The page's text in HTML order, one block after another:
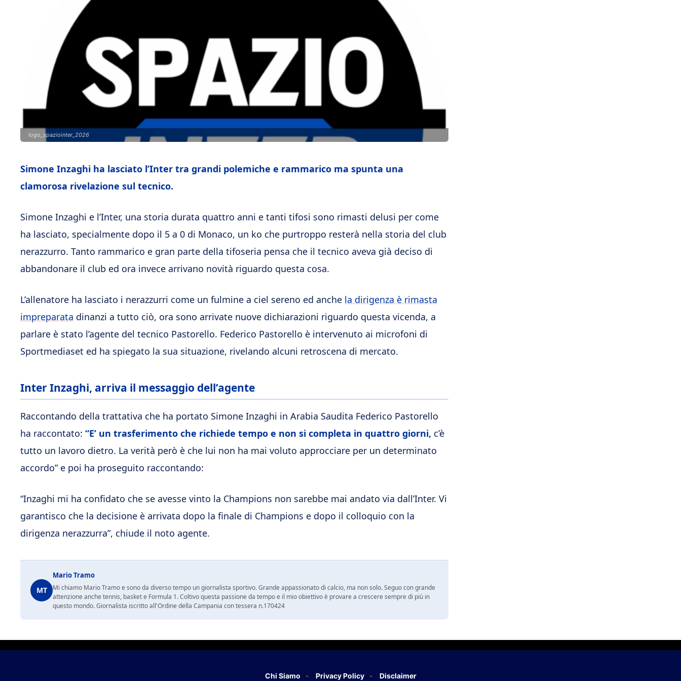
logo_spaziointer_2026
Simone Inzaghi ha lasciato l’Inter tra grandi polemiche e rammarico ma spunta una
clamorosa rivelazione sul tecnico.
Simone Inzaghi e l’Inter, una storia durata quattro anni e tanti tifosi sono rimasti delusi per come
ha lasciato, specialmente dopo il 5 a 0 di Monaco, un ko che purtroppo resterà nella storia del club
nerazzurro. Tanto rammarico e gran parte della tifoseria pensa che il tecnico aveva già deciso di
abbandonare il club ed ora invece arrivano novità riguardo questa cosa.
L’allenatore ha lasciato i nerazzurri come un fulmine a ciel sereno ed anche la dirigenza è rimasta
impreparata dinanzi a tutto ciò, ora sono arrivate nuove dichiarazioni riguardo questa vicenda, a
parlare è stato l’agente del tecnico Pastorello. Federico Pastorello è intervenuto ai microfoni di
Sportmediaset ed ha spiegato la sua situazione, rivelando alcuni retroscena di mercato.
Inter Inzaghi, arriva il messaggio dell’agente
Raccontando della trattativa che ha portato Simone Inzaghi in Arabia Saudita Federico Pastorello
ha raccontato: “E’ un trasferimento che richiede tempo e non si completa in quattro giorni, c’è
tutto un lavoro dietro. La verità però è che lui non ha mai voluto approcciare per un determinato
accordo” e poi ha proseguito raccontando:
“Inzaghi mi ha confidato che se avesse vinto la Champions non sarebbe mai andato via dall’Inter. Vi
garantisco che la decisione è arrivata dopo la finale di Champions e dopo il colloquio con la
dirigenza nerazzurra”, chiude il noto agente.
MT
Mario Tramo
Mi chiamo Mario Tramo e sono da diverso tempo un giornalista sportivo. Grande appassionato di calcio, ma non solo. Seguo con grande
attenzione anche tennis, basket e Formula 1. Coltivo questa passione da tempo e il mio obiettivo è provare a crescere sempre di più in
questo mondo. Giornalista iscritto all'Ordine della Campania con tessera n.170424
Chi Siamo Privacy Policy Disclaimer